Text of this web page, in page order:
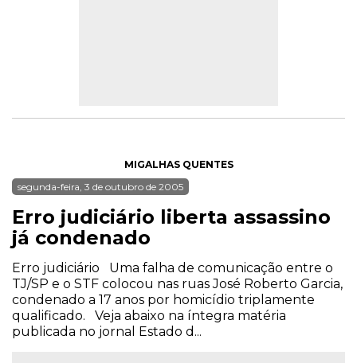
MIGALHAS QUENTES
segunda-feira, 3 de outubro de 2005
Erro judiciário liberta assassino
já condenado
Erro judiciário Uma falha de comunicação entre o
TJ/SP e o STF colocou nas ruas José Roberto Garcia,
condenado a 17 anos por homicídio triplamente
qualificado. Veja abaixo na íntegra matéria
publicada no jornal Estado d...